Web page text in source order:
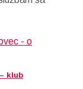
klub